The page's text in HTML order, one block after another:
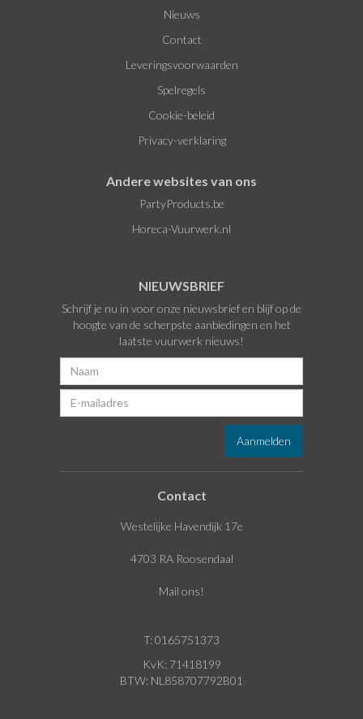
Nieuws
Contact
Leveringsvoorwaarden
Spelregels
Cookie-beleid
Privacy-verklaring
Andere websites van ons
PartyProducts.be
Horeca-Vuurwerk.nl
NIEUWSBRIEF
Schrijf je nu in voor onze nieuwsbrief en blijf op de
hoogte van de scherpste aanbiedingen en het
laatste vuurwerk nieuws!
Contact
Westelijke Havendijk 17e
4703 RA Roosendaal
Mail ons!
T: 0165751373
KvK: 71418199
BTW: NL858707792B01